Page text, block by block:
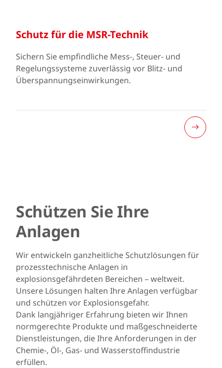
Schutz für die MSR-Technik
Sichern Sie empfindliche Mess-, Steuer- und
Regelungssysteme zuverlässig vor Blitz- und
Überspannungseinwirkungen.
Schützen Sie Ihre
Anlagen
Wir entwickeln ganzheitliche Schutzlösungen für
prozesstechnische Anlagen in
explosionsgefährdeten Bereichen – weltweit.
Unsere Lösungen halten Ihre Anlagen verfügbar
und schützen vor Explosionsgefahr.
Dank langjähriger Erfahrung bieten wir Ihnen
normgerechte Produkte und maßgeschneiderte
Dienstleistungen, die Ihre Anforderungen in der
Chemie-, Öl-, Gas- und Wasserstoffindustrie
erfüllen.